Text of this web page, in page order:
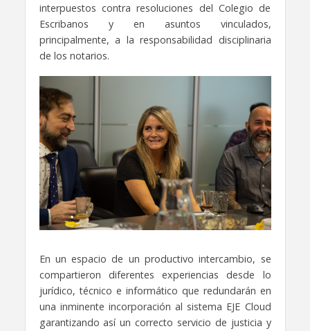
interpuestos contra resoluciones del Colegio de
Escribanos y en asuntos vinculados,
principalmente, a la responsabilidad disciplinaria
de los notarios.
En un espacio de un productivo intercambio, se
compartieron diferentes experiencias desde lo
jurídico, técnico e informático que redundarán en
una inminente incorporación al sistema EJE Cloud
garantizando así un correcto servicio de justicia y